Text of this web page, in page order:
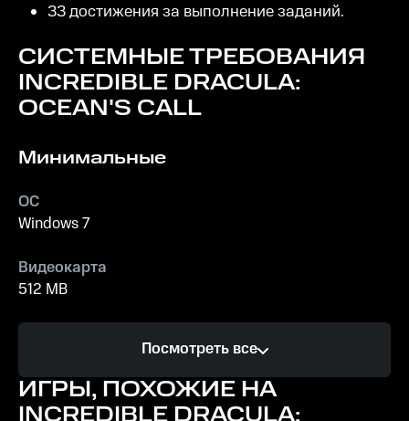
33 достижения за выполнение заданий.
СИСТЕМНЫЕ ТРЕБОВАНИЯ
INCREDIBLE DRACULA:
OCEAN'S CALL
Минимальные
ОС
Windows 7
Видеокарта
512 MB
Память
Посмотреть все
ИГРЫ, ПОХОЖИЕ НА